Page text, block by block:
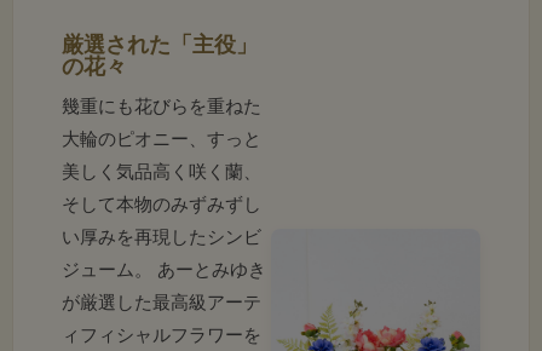
厳選された「主役」
の花々
幾重にも花びらを重ねた
大輪のピオニー、すっと
美しく気品高く咲く蘭、
そして本物のみずみずし
い厚みを再現したシンビ
ジューム。 あーとみゆき
が厳選した最高級アーテ
ィフィシャルフラワーを